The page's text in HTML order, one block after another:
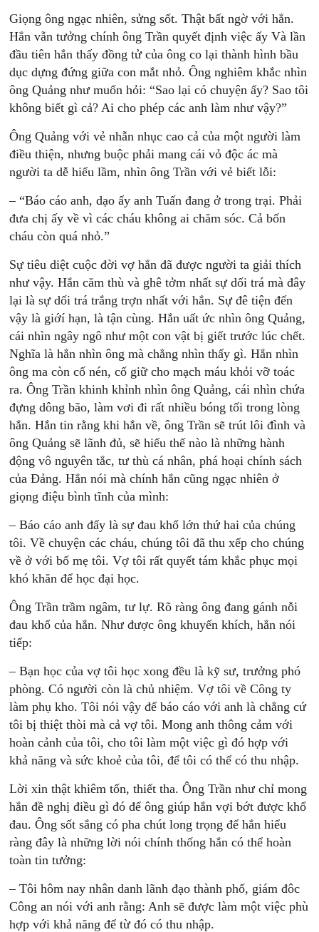
Giọng ông ngạc nhiên, sửng sốt. Thật bất ngờ với hắn.
Hắn vẫn tưởng chính ông Trần quyết định việc ấy Và lần
đầu tiên hắn thấy đồng tử của ông co lại thành hình bầu
dục dựng đứng giữa con mắt nhỏ. Ông nghiêm khắc nhìn
ông Quảng như muốn hỏi: “Sao lại có chuyện ấy? Sao tôi
không biết gì cả? Ai cho phép các anh làm như vậy?”
Ông Quảng với vẻ nhẫn nhục cao cả của một người làm
điều thiện, nhưng buộc phải mang cái vỏ độc ác mà
người ta dễ hiểu lầm, nhìn ông Trần với vẻ biết lỗi:
– “Báo cáo anh, dạo ấy anh Tuấn đang ở trong trại. Phải
đưa chị ấy về vì các cháu không ai chăm sóc. Cả bốn
cháu còn quá nhỏ.”
Sự tiêu diệt cuộc đời vợ hắn đã được người ta giải thích
như vậy. Hắn căm thù và ghê tởm nhất sự dối trá mà đây
lại là sự dối trá trắng trợn nhất với hắn. Sự đê tiện đến
vậy là giớí hạn, là tận cùng. Hắn uất ức nhìn ông Quảng,
cái nhìn ngây ngô như một con vật bị giết trước lúc chết.
Nghĩa là hắn nhìn ông mà chẳng nhìn thấy gì. Hắn nhìn
ông ma còn cố nén, cố giữ cho mạch máu khỏi vỡ toác
ra. Ông Trần khinh khỉnh nhìn ông Quảng, cái nhìn chứa
đựng dông bão, làm vơi đi rất nhiều bóng tối trong lòng
hắn. Hắn tin rằng khi hắn về, ông Trần sẽ trút lôi đình và
ông Quảng sẽ lãnh đủ, sẽ hiểu thế nào là những hành
động vô nguyên tắc, tư thù cá nhân, phá hoại chính sách
của Đảng. Hắn nói mà chính hắn cũng ngạc nhiên ở
giọng điệu bình tĩnh của mình:
– Báo cáo anh đấy là sự đau khổ lớn thứ hai của chúng
tôi. Về chuyện các cháu, chúng tôi đã thu xếp cho chúng
về ở với bố mẹ tôi. Vợ tôi rất quyết tám khắc phục mọi
khó khăn để học đại học.
Ông Trần trầm ngâm, tư lự. Rõ ràng ông đang gánh nỗi
đau khổ của hắn. Như được ông khuyến khích, hắn nói
tiếp:
– Bạn học của vợ tôi học xong đều là kỹ sư, trưởng phó
phòng. Có người còn là chủ nhiệm. Vợ tôi về Công ty
làm phụ kho. Tôi nói vậy để báo cáo với anh là chẳng cứ
tôi bị thiệt thòi mà cả vợ tôi. Mong anh thông cảm với
hoàn cảnh của tôi, cho tôi làm một việc gì đó hợp với
khả năng và sức khoẻ của tôi, để tôi có thể có thu nhập.
Lời xin thật khiêm tốn, thiết tha. Ông Trần như chỉ mong
hắn đề nghị điều gì đó để ông giúp hắn vợi bớt được khổ
đau. Ông sốt sắng có pha chút long trọng để hắn hiểu
ràng đây là những lời nói chính thống hắn có thể hoàn
toàn tin tưởng:
– Tôi hôm nay nhân danh lãnh đạo thành phố, giám đôc
Công an nói với anh rằng: Anh sẽ được làm một việc phù
hợp với khả năng để từ đó có thu nhập.